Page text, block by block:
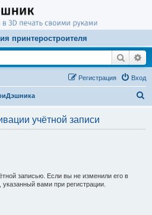
принтеростроителя
Поиск
Вход
Регистрация
учётной записи
записью. Если вы не изменили его в
вами при регистрации.